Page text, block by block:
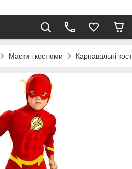
Маски і костюми Карнавальні